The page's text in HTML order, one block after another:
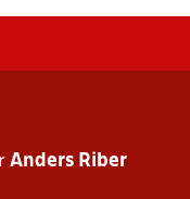
Anders Riber